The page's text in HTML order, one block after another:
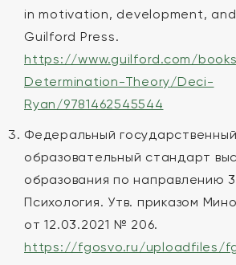
in motivation, development,
Guilford Press.
https://www.guilford.com/
Determination-Theory/Deci-
Ryan/9781462545544
Федеральный государственный
образовательный стандарт
образования по направлению
Психология. Утв. приказом
от 12.03.2021 № 206.
https://fgosvo.ru/uploadfiles/